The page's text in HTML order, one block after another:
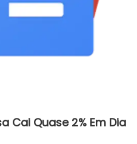
Cai Quase 2% Em Dia